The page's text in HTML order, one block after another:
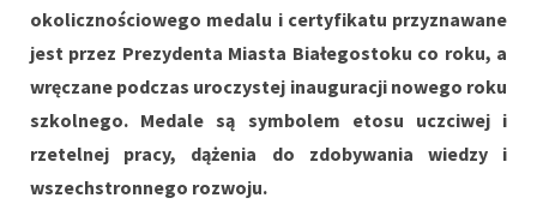
okolicznościowego medalu i certyfikatu przyznawane
jest przez Prezydenta Miasta Białegostoku co roku, a
wręczane podczas uroczystej inauguracji nowego roku
szkolnego. Medale są symbolem etosu uczciwej i
rzetelnej pracy, dążenia do zdobywania wiedzy i
wszechstronnego rozwoju.